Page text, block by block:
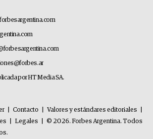
por HT Media SA.
Contacto Valores y estándares editoriales
Legales
© 2026. Forbes Argentina. Todos